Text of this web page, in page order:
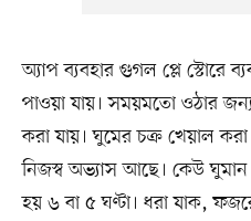
অ্যাপ ব্যবহার গুগল প্লে স্টোরে
পাওয়া যায়। সময়মতো ওঠার
করা যায়। ঘুমের চক্র খেয়াল
নিজস্ব অভ্যাস আছে। কেউ
হয় ৬ বা ৫ ঘণ্টা। ধরা যাক,